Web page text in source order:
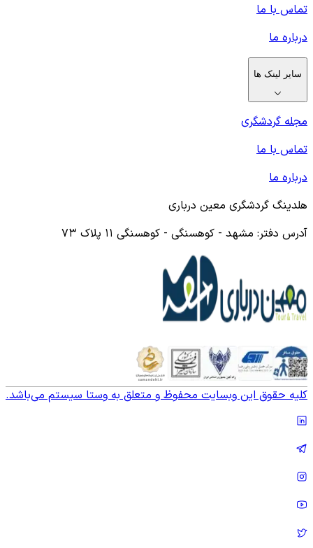
تماس با ما
درباره ما
سایر لینک ها
مجله گردشگری
تماس با ما
درباره ما
هلدینگ گردشگری معین درباری
آدرس دفتر: مشهد - کوهسنگی - کوهسنگی ۱۱ پلاک ۷۳
کلیه حقوق این وبسایت محفوظ و متعلق به وستا سیستم می‌باشد.